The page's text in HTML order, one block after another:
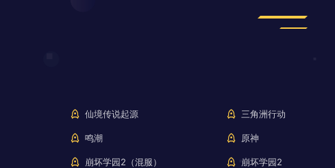
仙境传说起源 三角洲行动
鸣潮 原神
崩坏学园2（混服） 崩坏学园2